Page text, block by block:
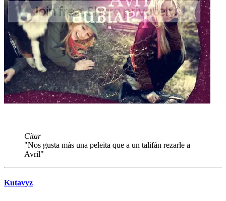
Citar
"Nos gusta más una peleita que a un talifán rezarle a
Avril"
Kutavyz